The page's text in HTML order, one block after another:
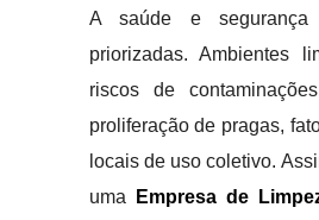
A saúde e segurança
priorizadas. Ambientes
riscos de
proliferação de pragas,
locais de uso coletivo.
uma
Empresa de